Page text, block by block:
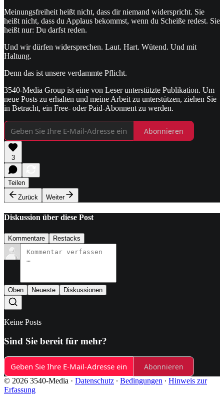
Meinungsfreiheit heißt nicht, dass dir niemand widerspricht. Sie
heißt nicht, dass du Applaus bekommst, wenn du Scheiße redest. Sie
heißt nur: Du darfst reden.
Und wir dürfen widersprechen. Laut. Hart. Wütend. Und mit
Haltung.
Denn das ist unsere verdammte Pflicht.
3540-Media Group ist eine von Leser unterstützte Publikation. Um
neue Posts zu erhalten und meine Arbeit zu unterstützen, ziehen Sie
in Betracht, ein Free- oder Paid-Abonnent zu werden.
Abonnieren
3
Teilen
Zurück
Weiter
Diskussion über diese Post
Kommentare Restacks
Oben Neueste Diskussionen
Keine Posts
Sind Sie bereit für mehr?
Abonnieren
© 2026 3540-Media · Datenschutz ∙ Bedingungen ∙ Hinweis zur
Erfassung